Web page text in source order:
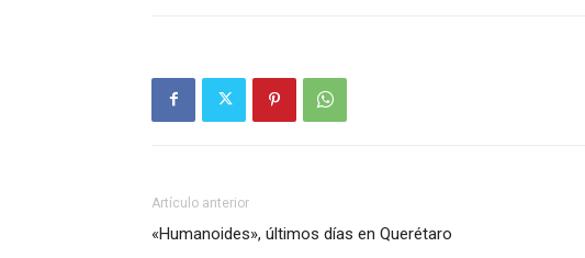
Artículo anterior
«Humanoides», últimos días en Querétaro